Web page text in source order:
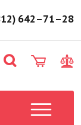
642–71–28